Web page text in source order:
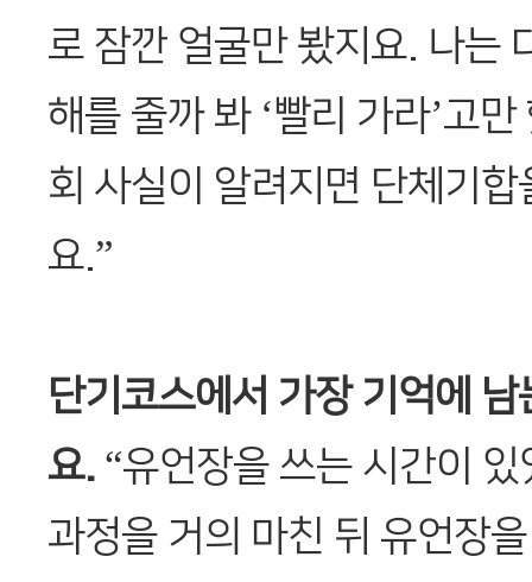
로 잠깐 얼굴만 봤지요. 나는
해를 줄까 봐 ‘빨리 가라’고
회 사실이 알려지면 단체기
요.”
단기코스에서 가장 기억에
요. “유언장을 쓰는 시간이
과정을 거의 마친 뒤 유언장